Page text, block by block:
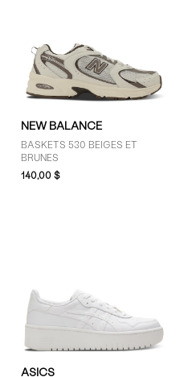
Vert (14)
NEW BALANCE
BASKETS 530 BEIGES ET
BRUNES
140,00 $
ASICS